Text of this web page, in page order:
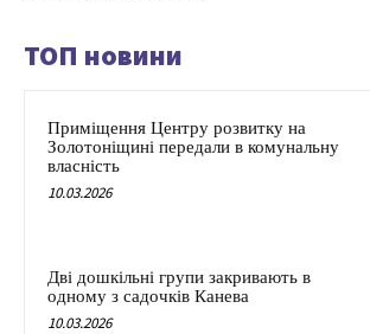
ТОП новини
Приміщення Центру розвитку на
Золотоніщині передали в комунальну
власність
10.03.2026
Дві дошкільні групи закривають в
одному з садочків Канева
10.03.2026